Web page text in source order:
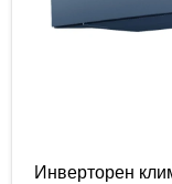
Инверторен